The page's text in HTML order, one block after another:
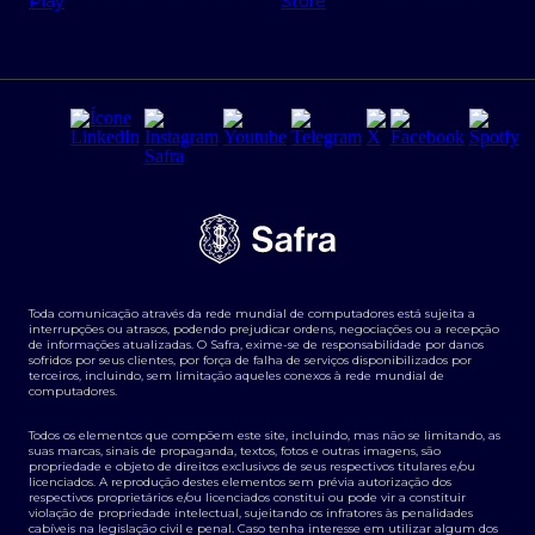
Regras e Parâmetros de Atuação Banco Safra
Segurança da Informação
Tarifas e serviços Pessoa Física
Transparência de remuneração
Termos e Condições para Portabilidade de Investimento
Derivativos
Agronegócios
Toda comunicação através da rede mundial de computadores está sujeita a
interrupções ou atrasos, podendo prejudicar ordens, negociações ou a recepção
de informações atualizadas. O Safra, exime-se de responsabilidade por danos
sofridos por seus clientes, por força de falha de serviços disponibilizados por
terceiros, incluindo, sem limitação aqueles conexos à rede mundial de
computadores.
Todos os elementos que compõem este site, incluindo, mas não se limitando, as
suas marcas, sinais de propaganda, textos, fotos e outras imagens, são
propriedade e objeto de direitos exclusivos de seus respectivos titulares e/ou
licenciados. A reprodução destes elementos sem prévia autorização dos
respectivos proprietários e/ou licenciados constitui ou pode vir a constituir
violação de propriedade intelectual, sujeitando os infratores às penalidades
cabíveis na legislação civil e penal. Caso tenha interesse em utilizar algum dos